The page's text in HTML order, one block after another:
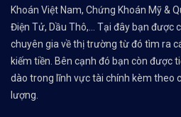
Khoán Việt Nam, Chứng Khoán Mỹ &
Điện Tử, Dầu Thô,... Tại đây bạn được
chuyên gia về thị trường từ đó tìm ra
kiếm tiền. Bên cạnh đó bạn còn được
dào trong lĩnh vực tài chính kèm theo
lượng.